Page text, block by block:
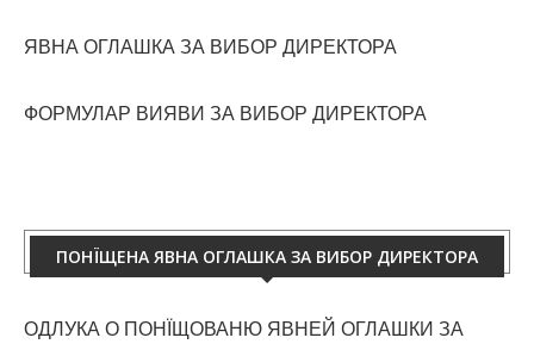
ЯВНА ОГЛАШКА ЗА ВИБОР ДИРЕКТОРА
ФОРМУЛАР ВИЯВИ ЗА ВИБОР ДИРЕКТОРА
ПОНЇЩЕНА ЯВНА ОГЛАШКА ЗА ВИБОР ДИРЕКТОРА
ОДЛУКА О ПОНЇЩОВАНЮ ЯВНЕЙ ОГЛАШКИ ЗА